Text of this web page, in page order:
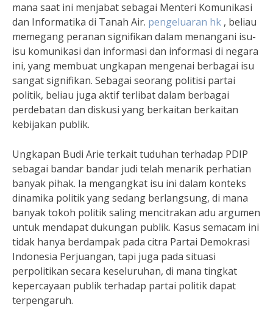
mana saat ini menjabat sebagai Menteri Komunikasi
dan Informatika di Tanah Air. pengeluaran hk , beliau
memegang peranan signifikan dalam menangani isu-
isu komunikasi dan informasi dan informasi di negara
ini, yang membuat ungkapan mengenai berbagai isu
sangat signifikan. Sebagai seorang politisi partai
politik, beliau juga aktif terlibat dalam berbagai
perdebatan dan diskusi yang berkaitan berkaitan
kebijakan publik.
Ungkapan Budi Arie terkait tuduhan terhadap PDIP
sebagai bandar bandar judi telah menarik perhatian
banyak pihak. Ia mengangkat isu ini dalam konteks
dinamika politik yang sedang berlangsung, di mana
banyak tokoh politik saling mencitrakan adu argumen
untuk mendapat dukungan publik. Kasus semacam ini
tidak hanya berdampak pada citra Partai Demokrasi
Indonesia Perjuangan, tapi juga pada situasi
perpolitikan secara keseluruhan, di mana tingkat
kepercayaan publik terhadap partai politik dapat
terpengaruh.